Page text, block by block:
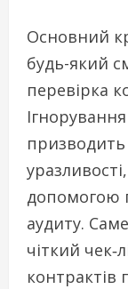
Основний
будь-який
перевірка
призводить
допомогою
аудиту.
чіткий
контрактів